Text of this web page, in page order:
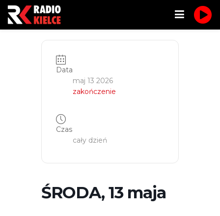
Data
maj 13 2026
zakończenie
Czas
cały dzień
ŚRODA, 13 maja